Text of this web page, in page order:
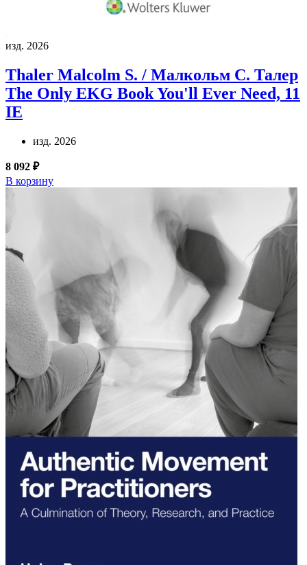
изд. 2026
Thaler Malcolm S. / Малкольм С. Талер
The Only EKG Book You'll Ever Need, 11
IE
изд. 2026
8 092 ₽
В корзину